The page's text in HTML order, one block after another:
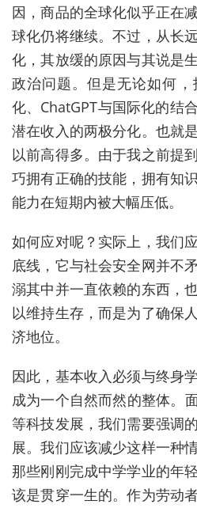
因，商品的全球化似乎正在
球化仍将继续。不过，从长
化，其放缓的原因与其说是
政治问题。但是无论如何
化、 ChatGPT与国际化的结
潜在收入的两极分化。也就
以前高得多。由于我之前提
巧拥有正确的技能，拥有知
能力在短期内被大幅压低。
如何应对呢？实际上，我们
底线，它与社会安全网并不
溺其中并一直依赖的东西，
以维持生存，而是为了确保
济地位。
因此，基本收入必须与终身
成为一个自然而然的整体。
等科技发展，我们需要强调
展。我们应该减少这样一种
那些刚刚完成中学学业的年
该是贯穿一生的。作为劳动